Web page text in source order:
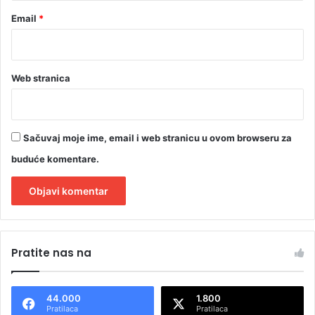
f
i
j
Email *
Web stranica
Sačuvaj moje ime, email i web stranicu u ovom browseru za
buduće komentare.
tPratite nas na
44.000
Pratilaca
1.800
Pratilaca